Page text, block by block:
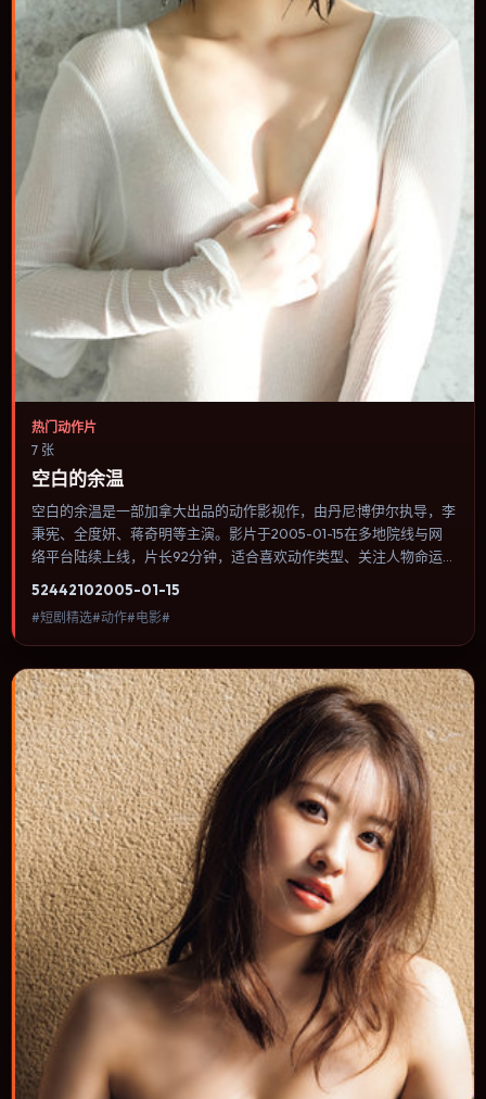
热门动作片
7 张
空白的余温
空白的余温是一部加拿大出品的动作影视作，由丹尼·博伊尔执导，李
秉宪、全度妍、蒋奇明等主演。影片于2005-01-15在多地院线与网
络平台陆续上线，片长92分钟，适合喜欢动作类型、关注人物命运与
统一，可作为休闲观影或类型片补片的选择。
52442102005-01-15
#短剧精选#动作#电影#